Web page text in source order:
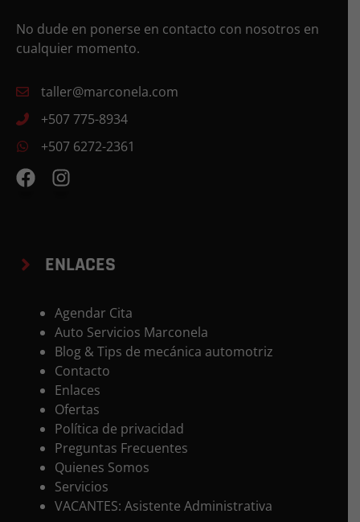
No dude en ponerse en contacto con nosotros en
cualquier momento.
taller@marconela.com
+507 775-8934
+507 6272-2361
ENLACES
Agendar Cita
Auto Servicios Marconela
Blog & Tips de mecánica automotriz
Contacto
Enlaces
Ofertas
Política de privacidad
Preguntas Frecuentes
Quienes Somos
Servicios
VACANTES: Asistente Administrativa